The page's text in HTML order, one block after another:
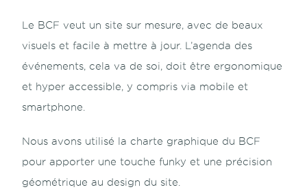
Le BCF veut un site sur mesure, avec de beaux
visuels et facile à mettre à jour. L’agenda des
événements, cela va de soi, doit être ergonomique
et hyper accessible, y compris via mobile et
smartphone.
Nous avons utilisé la charte graphique du BCF
pour apporter une touche funky et une précision
géométrique au design du site.